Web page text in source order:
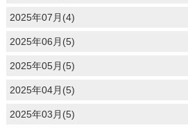
2025年07月(4)
2025年06月(5)
2025年05月(5)
2025年04月(5)
2025年03月(5)